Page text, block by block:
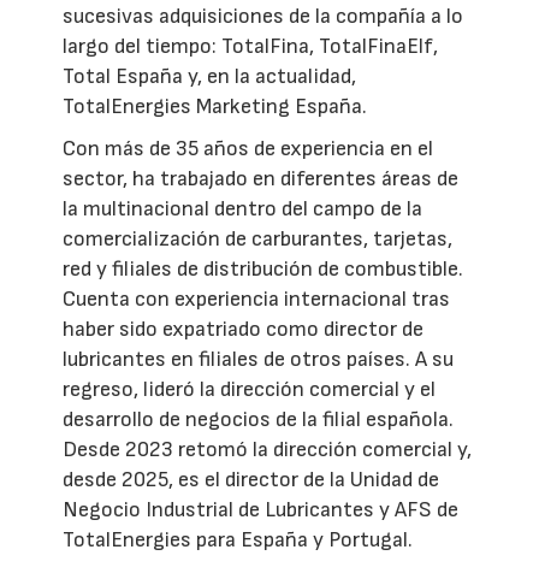
sucesivas adquisiciones de la compañía a lo
largo del tiempo: TotalFina, TotalFinaElf,
Total España y, en la actualidad,
TotalEnergies Marketing España.
Con más de 35 años de experiencia en el
sector, ha trabajado en diferentes áreas de
la multinacional dentro del campo de la
comercialización de carburantes, tarjetas,
red y filiales de distribución de combustible.
Cuenta con experiencia internacional tras
haber sido expatriado como director de
lubricantes en filiales de otros países. A su
regreso, lideró la dirección comercial y el
desarrollo de negocios de la filial española.
Desde 2023 retomó la dirección comercial y,
desde 2025, es el director de la Unidad de
Negocio Industrial de Lubricantes y AFS de
TotalEnergies para España y Portugal.